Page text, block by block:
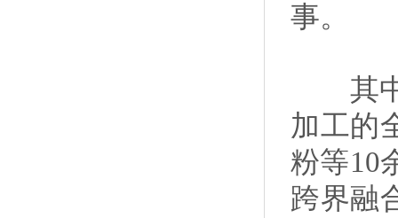
事。
其中
加工的
粉等10
跨界融